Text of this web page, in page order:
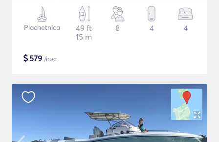
Plachetnica
49 ft
15 m
8 4 4
$579 /noc